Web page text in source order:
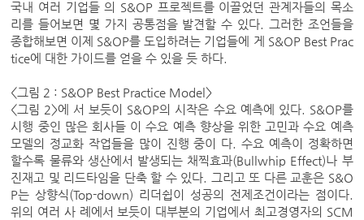
국내 여러 기업들 의 S&OP 프로젝트를 이끌었던 관계자들의 목소
리를 들어보면 몇 가지 공통점을 발견할 수 있다. 그러한 조언들을
종합해보면 이제 S&OP를 도입하려는 기업들에 게 S&OP Best Prac
tice에 대한 가이드를 얻을 수 있을 듯 하다.
<그림 2 : S&OP Best Practice Model>
<그림 2>에 서 보듯이 S&OP의 시작은 수요 예측에 있다. S&OP를
시행 중인 많은 회사들 이 수요 예측 향상을 위한 고민과 수요 예측
모델의 정교화 작업들을 많이 진행 중이 다. 수요 예측이 정확하면
할수록 물류와 생산에서 발생되는 채찍효과(Bullwhip Effect)나 부
진재고 및 리드타임을 단축 할 수 있다. 그리고 또 다른 교훈은 S&O
P는 상향식(Top-down) 리더쉽이 성공의 전제조건이라는 점이다.
위의 여러 사 례에서 보듯이 대부분의 기업에서 최고경영자의 SCM